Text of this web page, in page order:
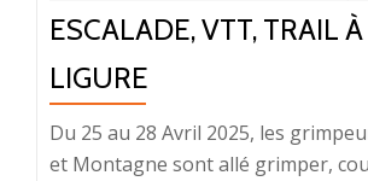
ESCALADE, VTT, TRAIL
LIGURE
Du 25 au 28 Avril 2025, les
et Montagne sont allé grimper,